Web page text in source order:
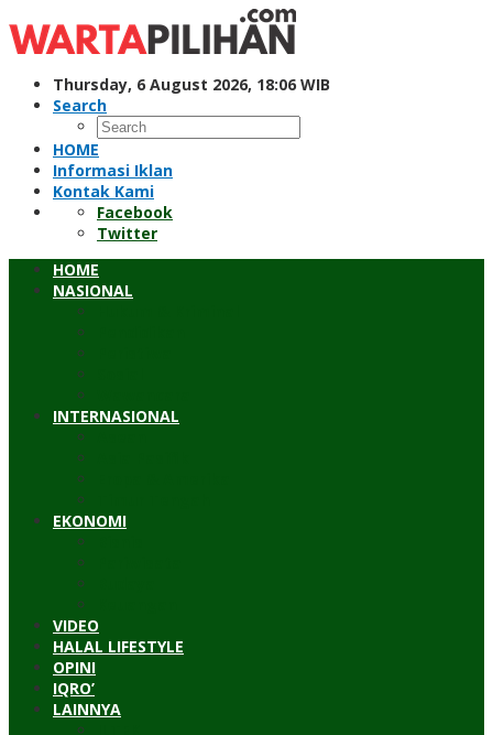
to
content
Thursday, 6 August 2026, 18:06 WIB
Search
HOME
Informasi Iklan
Kontak Kami
Facebook
Twitter
HOME
NASIONAL
INTERNASIONAL
EKONOMI
VIDEO
HALAL LIFESTYLE
OPINI
IQRO’
LAINNYA